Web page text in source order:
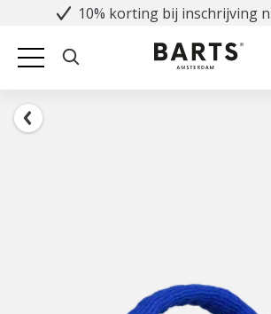
10% korting bij inschrijving